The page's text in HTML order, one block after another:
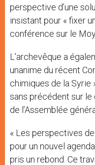
perspective d’une
insistant pour « fixer
conférence sur le
L’archevêque a
unanime du récent
chimiques de la Syrie
sans précédent sur
de l’Assemblée
« Les perspectives
pour un nouvel
pris un rebond. Ce